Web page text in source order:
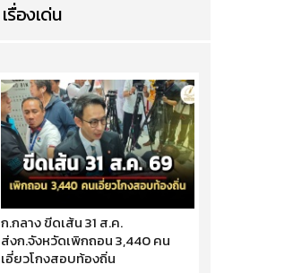
เรื่องเด่น
ก.กลาง ขีดเส้น 31 ส.ค.
ส่งก.จังหวัดเพิกถอน 3,440 คน
เอี่ยวโกงสอบท้องถิ่น